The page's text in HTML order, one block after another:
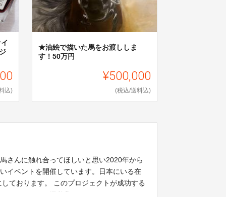
込)
★油絵で描いた馬をお渡ししま
す！50万円
¥500,000
(税込/送料込)
さんに触れ合ってほしいと思い2020年から
イベントを開催しています。日本にいる在
ております。 このプロジェクトが成功する